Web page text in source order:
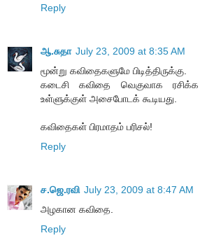
Reply
ஆ.சுதா July 23, 2009 at 8:35 AM
மூன்று கவிதைகளுமே பிடித்திருக்கு.
கடைசி கவிதை வெகுவாக
உள்ளுக்குள் அசைபோடக் கூடியது.
கவிதைகள் பிரமாதம் பரிசல்!
Reply
ச.ஜெ.ரவி July 23, 2009 at 8:47 AM
அழகான கவிதை.
Reply